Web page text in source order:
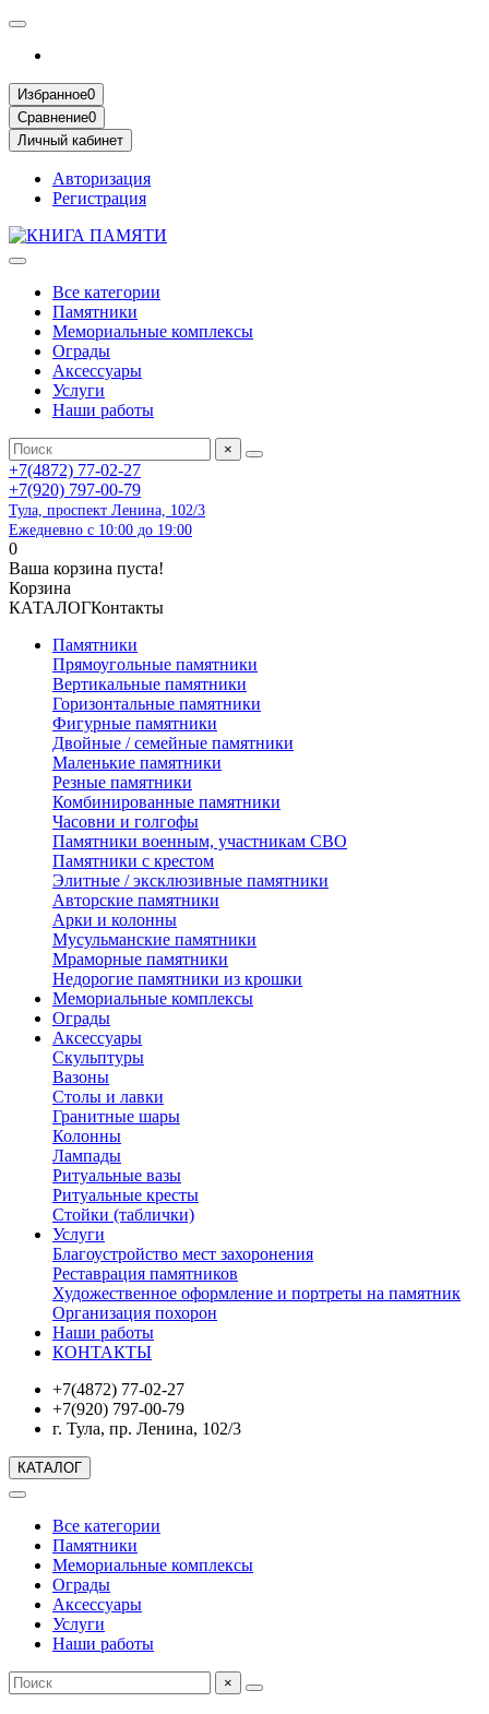
Избранное0
Сравнение0
Личный кабинет
Авторизация
Регистрация
Все категории
Памятники
Мемориальные комплексы
Ограды
Аксессуары
Услуги
Наши работы
×
+7(4872) 77-02-27
+7(920) 797-00-79
Тула, проспект Ленина, 102/3
Ежедневно с 10:00 до 19:00
0
Ваша корзина пуста!
Корзина
КАТАЛОГКонтакты
Памятники
Прямоугольные памятники
Вертикальные памятники
Горизонтальные памятники
Фигурные памятники
Двойные / семейные памятники
Маленькие памятники
Резные памятники
Комбинированные памятники
Часовни и голгофы
Памятники военным, участникам СВО
Памятники с крестом
Элитные / эксклюзивные памятники
Авторские памятники
Арки и колонны
Мусульманские памятники
Мраморные памятники
Недорогие памятники из крошки
Мемориальные комплексы
Ограды
Аксессуары
Скульптуры
Вазоны
Столы и лавки
Гранитные шары
Колонны
Лампады
Ритуальные вазы
Ритуальные кресты
Стойки (таблички)
Услуги
Благоустройство мест захоронения
Реставрация памятников
Художественное оформление и портреты на памятник
Организация похорон
Наши работы
КОНТАКТЫ
+7(4872) 77-02-27
+7(920) 797-00-79
г. Тула, пр. Ленина, 102/3
КАТАЛОГ
Все категории
Памятники
Мемориальные комплексы
Ограды
Аксессуары
Услуги
Наши работы
×